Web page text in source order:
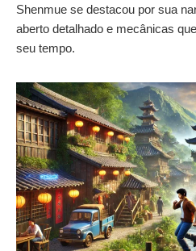
Shenmue se destacou por sua
aberto detalhado e mecânicas
seu tempo.